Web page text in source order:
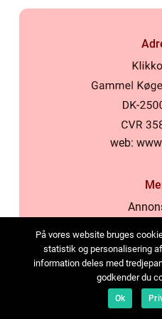
web:
På vores website bruges
statistik og personalisering
information deles med
godkender du
Ok